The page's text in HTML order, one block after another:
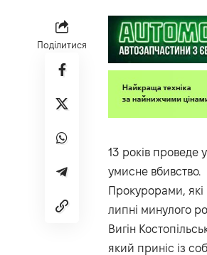
Поділитися
13 років проведе
умисне вбивство.
Прокурорами, які
липні минулого
Вигін
який приніс із